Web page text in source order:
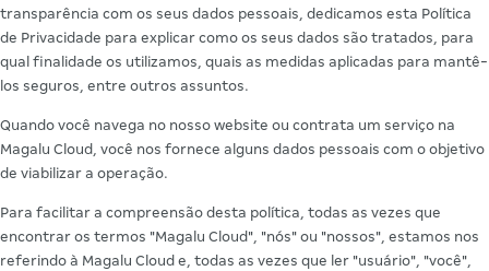
transparência com os seus dados pessoais, dedicamos esta Política
de Privacidade para explicar como os seus dados são tratados, para
qual finalidade os utilizamos, quais as medidas aplicadas para mantê-
los seguros, entre outros assuntos.
Quando você navega no nosso website ou contrata um serviço na
Magalu Cloud, você nos fornece alguns dados pessoais com o objetivo
de viabilizar a operação.
Para facilitar a compreensão desta política, todas as vezes que
encontrar os termos "Magalu Cloud", "nós" ou "nossos", estamos nos
referindo à Magalu Cloud e, todas as vezes que ler "usuário", "você",